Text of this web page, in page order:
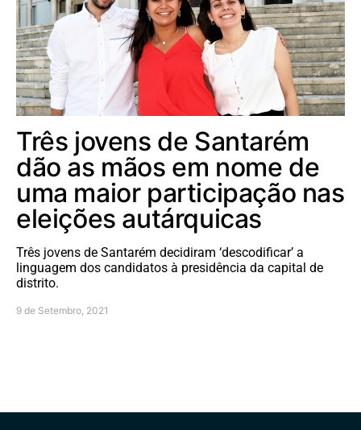
Três jovens de Santarém
dão as mãos em nome de
uma maior participação nas
eleições autárquicas
Três jovens de Santarém decidiram ‘descodificar’ a
linguagem dos candidatos à presidência da capital de
distrito.
9 de Setembro, 2021